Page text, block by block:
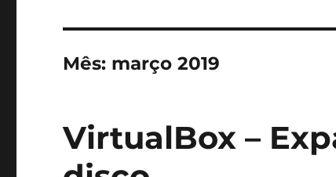
Mês: março 2019
VirtualBox –